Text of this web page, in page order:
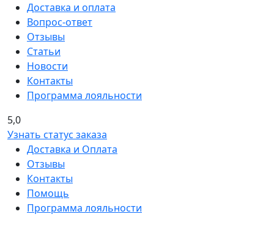
Доставка и оплата
Вопрос-ответ
Отзывы
Статьи
Новости
Контакты
Программа лояльности
5,0
Узнать статус заказа
Доставка и Оплата
Отзывы
Контакты
Помощь
Программа лояльности